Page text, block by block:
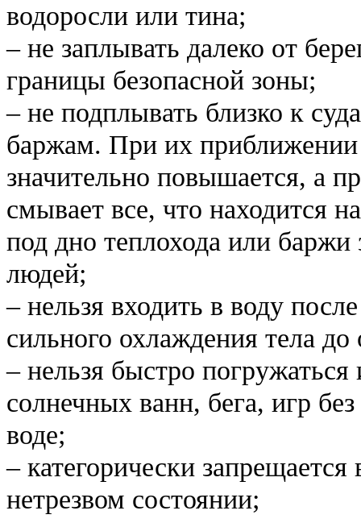
водоросли или тина;
– не заплывать далеко от
границы безопасной зоны;
– не подплывать близко к
баржам. При их приближении
значительно повышается, а
смывает все, что находится
под дно теплохода или
людей;
– нельзя входить в воду
сильного охлаждения тела
– нельзя быстро
солнечных ванн, бега, игр
воде;
– категорически
нетрезвом состоянии;